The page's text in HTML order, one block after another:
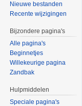
Nieuwe bestanden
Recente wijzigingen
Bijzondere pagina's
Alle pagina's
Beginnetjes
Willekeurige pagina
Zandbak
Hulpmiddelen
Speciale pagina's